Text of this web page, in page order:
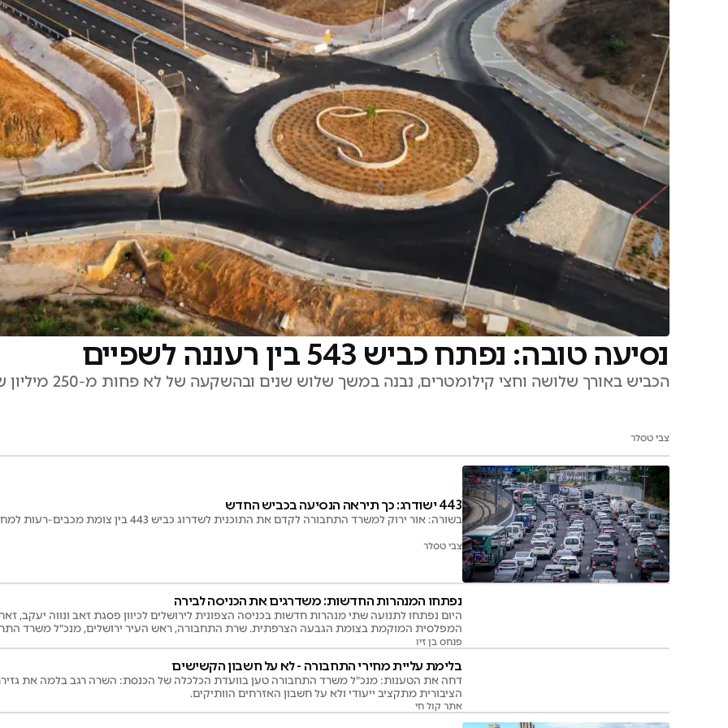
נסיעה טובה: נפתח כביש 543 בין רעננה לשפיים
הכביש באורך שלושה וחצי קילומטרים, נבנה במשך שלוש שנים ובהשקעה של לא פחות מ-250 מיליון ש"ח
צבי טסלר
443 ישודרג: כך תיראה הנסיעה בכביש החדש
בשורה: אור ירוק למשרד התחבורה לקדם את התוכנית לשדרוג כביש 443 בין צומת מכבים-רעות למחלף בן שמן
צבי טסלר
נפתחו המנהרות החדשות: משדרגים את הכניסה לבירה
היום נפתחו לתנועה שתי מנהרות חדשות בכניסה הצפונית לירושלים לכיוון פסגת זאב ונווה
המפלסית המוקמת בצומת הגבעה הצרפתית. שרת התחבורה, ראש העיר ירושלים, מנכ"ל משרד
"בשורה חשובה לעיר הבירה של ישראל"
פנחס בן זיו
בלימת עליית מחירי התחבורה - לא על חשבון הקשישים
דחה את הטענות: מנכ"ל משרד התחבורה טען בוועדת הכלכלה של הכנסת: השרה רגב בלמה את
הציבורית מתקציב ייעודי ולא על חשבון האזרחים הוותיקים.
אתר קול חי